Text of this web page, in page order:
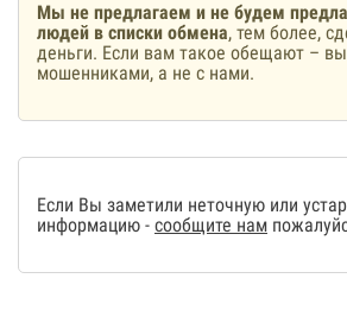
Мы не предлагаем и не будем
людей в списки обмена, тем более,
деньги. Если вам такое обещают –
мошенниками, а не с нами.
Если Вы заметили неточную или
информацию - сообщите нам